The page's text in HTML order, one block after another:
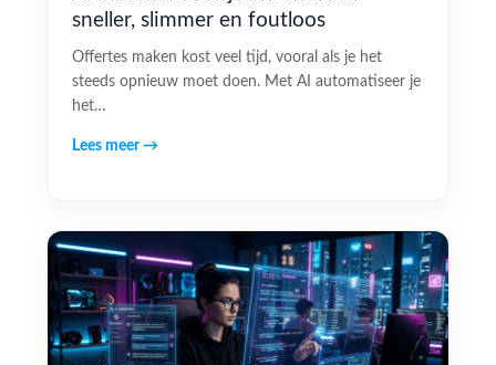
sneller, slimmer en foutloos
Offertes maken kost veel tijd, vooral als je het
steeds opnieuw moet doen. Met AI automatiseer je
het…
Lees meer →